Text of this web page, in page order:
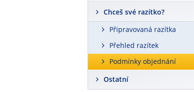
Chceš své razítko?
Připravovaná razítka
Přehled razítek
Podmínky objednání
Ostatní